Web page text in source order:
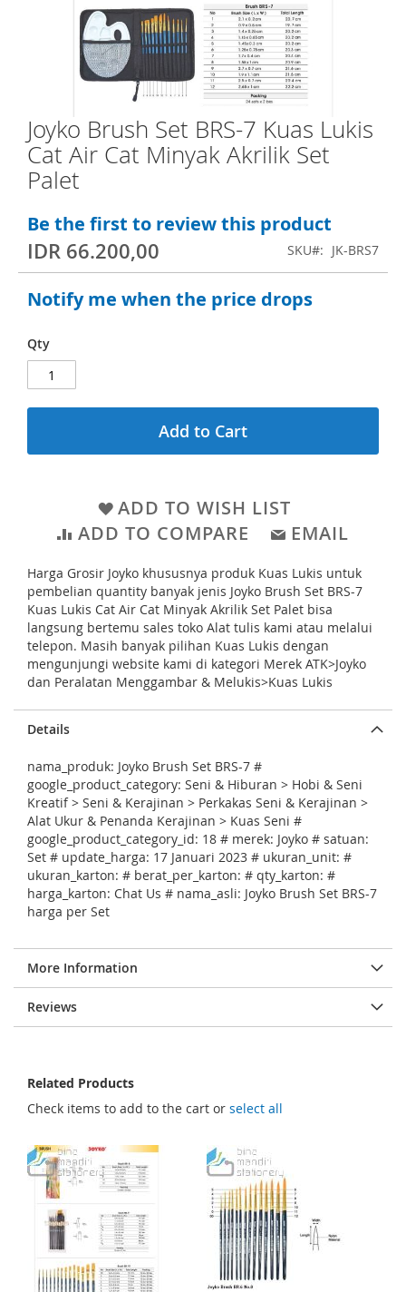
Joyko Brush Set BRS-7 Kuas Lukis
Cat Air Cat Minyak Akrilik Set
Palet
Be the first to review this product
IDR 66.200,00 SKU JK-BRS7
Notify me when the price drops
Qty
Add to Cart
ADD TO WISH LIST
ADD TO COMPARE
EMAIL
Harga Grosir Joyko khususnya produk Kuas Lukis untuk
pembelian quantity banyak jenis Joyko Brush Set BRS-7
Kuas Lukis Cat Air Cat Minyak Akrilik Set Palet bisa
langsung bertemu sales toko Alat tulis kami atau melalui
telepon. Masih banyak pilihan Kuas Lukis dengan
mengunjungi website kami di kategori Merek ATK>Joyko
dan Peralatan Menggambar & Melukis>Kuas Lukis
t
h
e
m
a
e
s
g
a
l
e
S
k
i
t
o
t
h
b
e
g
n
o
f
t
h
e
i
m
a
g
e
s
g
a
l
e
r
y
Details
nama_produk: Joyko Brush Set BRS-7 #
google_product_category: Seni & Hiburan > Hobi & Seni
Kreatif > Seni & Kerajinan > Perkakas Seni & Kerajinan >
Alat Ukur & Penanda Kerajinan > Kuas Seni #
google_product_category_id: 18 # merek: Joyko # satuan:
Set # update_harga: 17 Januari 2023 # ukuran_unit: #
ukuran_karton: # berat_per_karton: # qty_karton: #
harga_karton: Chat Us # nama_asli: Joyko Brush Set BRS-7
harga per Set
More Information
Reviews
Related Products
Check items to add to the cart or select all